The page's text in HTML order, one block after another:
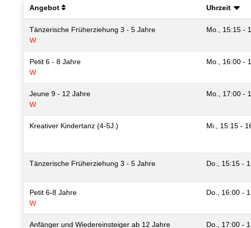
Angebot Uhrzeit
Tänzerische Früherziehung 3 - 5 Jahre
W
Mo., 15:15 -
Petit 6 - 8 Jahre
W
Mo., 16:00 -
Jeune 9 - 12 Jahre
W
Mo., 17:00 -
Kreativer Kindertanz (4-5J.) Mi., 15:15 -
Tänzerische Früherziehung 3 - 5 Jahre Do., 15:15 -
Petit 6-8 Jahre
W
Do., 16:00 -
Anfänger und Wiedereinsteiger ab 12 Jahre Do., 17:00 -